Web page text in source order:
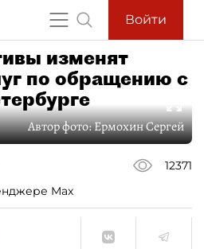
Войти
изменят
по обращению с
Автор фото:Ермохин Сергей
12371
Max